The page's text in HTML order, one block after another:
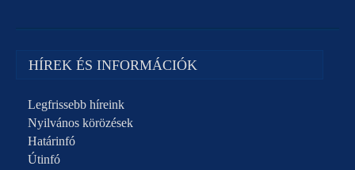
HÍREK ÉS INFORMÁCIÓK
Legfrissebb híreink
Nyilvános körözések
Határinfó
Útinfó